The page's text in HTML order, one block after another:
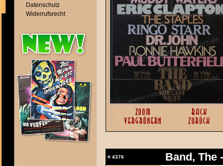
Datenschutz
Widerrufsrecht
# 4376
Band, The